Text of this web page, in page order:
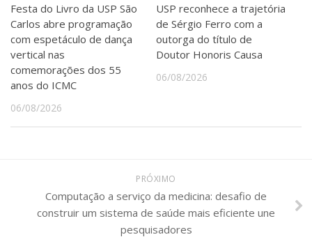
Festa do Livro da USP São
Carlos abre programação
com espetáculo de dança
vertical nas
comemorações dos 55
anos do ICMC
06/08/2026
USP reconhece a trajetória
de Sérgio Ferro com a
outorga do título de
Doutor Honoris Causa
06/08/2026
PRÓXIMO
Computação a serviço da medicina: desafio de
construir um sistema de saúde mais eficiente une
pesquisadores